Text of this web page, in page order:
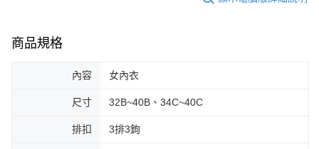
商品規格
內容 女內衣
尺寸 32B~40B、34C~40C
排扣 3排3鉤